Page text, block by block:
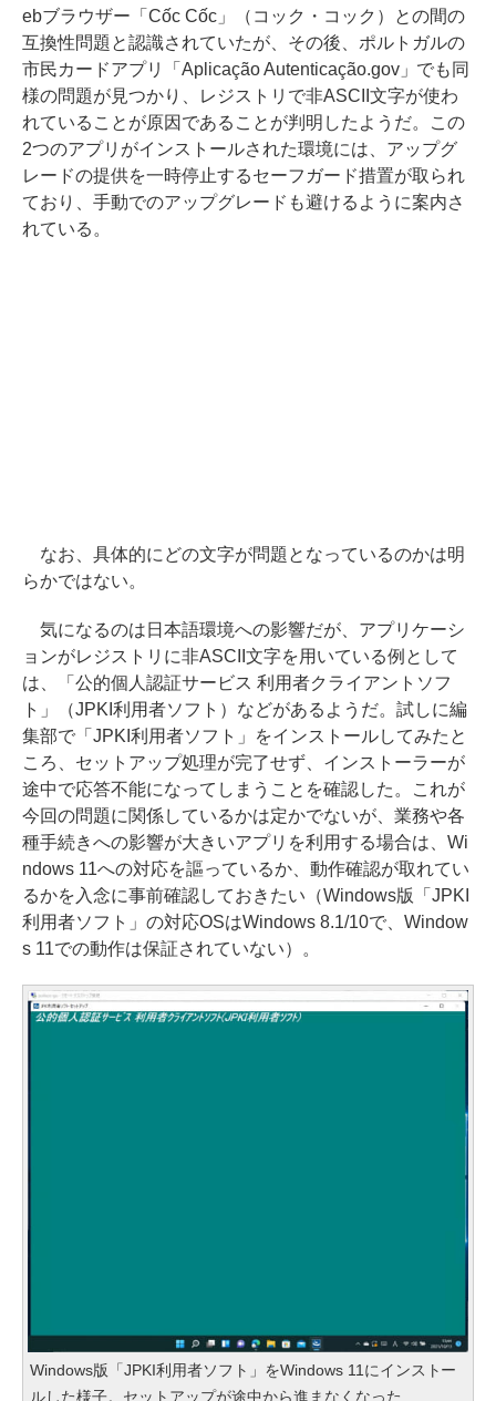
ebブラウザー「Cốc Cốc」（コック・コック）との間の
互換性問題と認識されていたが、その後、ポルトガルの
市民カードアプリ「Aplicação Autenticação.gov」でも同
様の問題が見つかり、レジストリで非ASCII文字が使わ
れていることが原因であることが判明したようだ。この
2つのアプリがインストールされた環境には、アップグ
レードの提供を一時停止するセーフガード措置が取られ
ており、手動でのアップグレードも避けるように案内さ
れている。
なお、具体的にどの文字が問題となっているのかは明
らかではない。
気になるのは日本語環境への影響だが、アプリケーシ
ョンがレジストリに非ASCII文字を用いている例として
は、「公的個人認証サービス 利用者クライアントソフ
ト」（JPKI利用者ソフト）などがあるようだ。試しに編
集部で「JPKI利用者ソフト」をインストールしてみたと
ころ、セットアップ処理が完了せず、インストーラーが
途中で応答不能になってしまうことを確認した。これが
今回の問題に関係しているかは定かでないが、業務や各
種手続きへの影響が大きいアプリを利用する場合は、Wi
ndows 11への対応を謳っているか、動作確認が取れてい
るかを入念に事前確認しておきたい（Windows版「JPKI
利用者ソフト」の対応OSはWindows 8.1/10で、Window
s 11での動作は保証されていない）。
Windows版「JPKI利用者ソフト」をWindows 11にインストー
ルした様子。セットアップが途中から進まなくなった